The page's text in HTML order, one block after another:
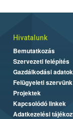
Hivatalunk
Bemutatkozás
Szervezeti felépítés
Gazdálkodási adatok
Felügyeleti szervünk
Projektek
Kapcsolódó linkek
Adatkezelési